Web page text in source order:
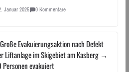
Januar 2025 0 Kommentare
Evakuierungsaktion nach Defekt
Liftanlage im Skigebiet am Kasberg →
evakuiert